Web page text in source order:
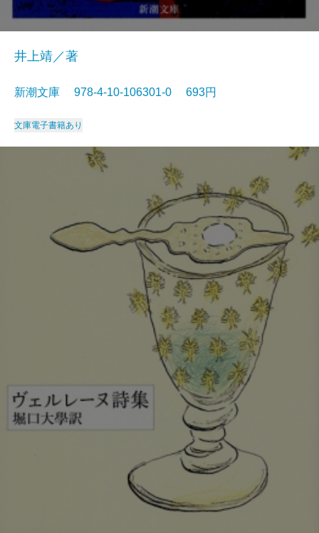
井上靖／著
新潮文庫 978-4-10-106301-0 693円
文庫電子書籍あり